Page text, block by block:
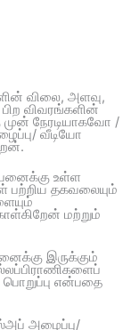
விலை, அளவு,
விவரங்களின்
முன் நேரடியாகவோ /
வீடியோ
உள்ள
பற்றிய தகவலையும்
மற்றும்
இருக்கும்
என்பதை
அழைப்பு/